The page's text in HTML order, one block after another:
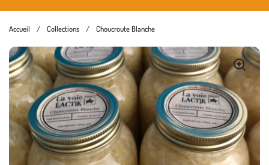
Accueil / Collections / Choucroute Blanche